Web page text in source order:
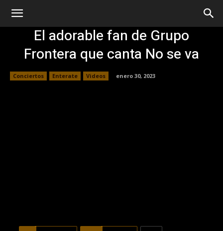
El adorable fan de Grupo
Frontera que canta No se va
Conciertos Enterate Videos enero 30, 2023